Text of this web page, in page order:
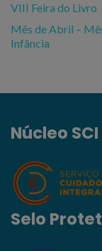
VIII Feira do Livro
Mês de Abril –
Infância
Núcleo SCI
Selo